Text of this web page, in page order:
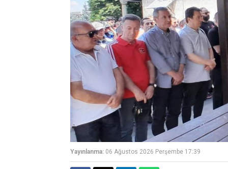
Yayınlanma: 06 Ağustos 2026 Perşembe 17:39